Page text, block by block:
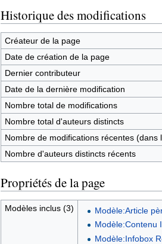
Historique des modifications
Créateur de la page
Date de création de la page
Dernier contributeur
Date de la dernière modification
Nombre total de modifications
Nombre total d'auteurs distincts
Nombre de modifications récentes (dans
Nombre d'auteurs distincts récents
Propriétés de la page
Modèles inclus (3)
Modèle:Article
Modèle:Contenu
Modèle:Infobox